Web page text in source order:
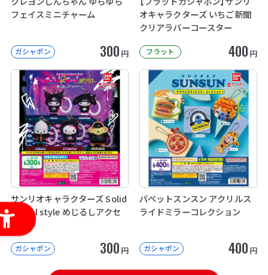
フェイスミニチャーム
ガシャポン 300 円
オキャラクターズ いちご新聞
クリアラバーコースター
フラット 400 円
サンリオキャラクターズ Solid
& Cool style めじるしアクセ
サリー
ガシャポン 300 円
パペットスンスン アクリルス
ライドミラーコレクション
ガシャポン 400 円